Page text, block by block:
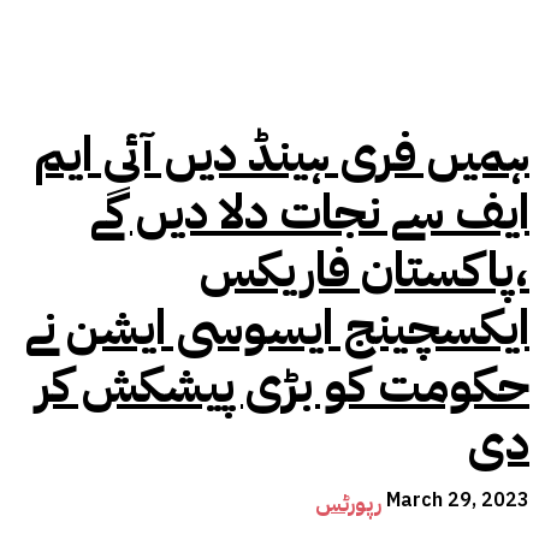
ہمیں فری ہینڈ دیں آئی ایم
ایف سے نجات دلا دیں گے
،پاکستان فاریکس
ایکسچینج ایسوسی ایشن نے
حکومت کو بڑی پیشکش کر
دی
رپورٹس March 29, 2023